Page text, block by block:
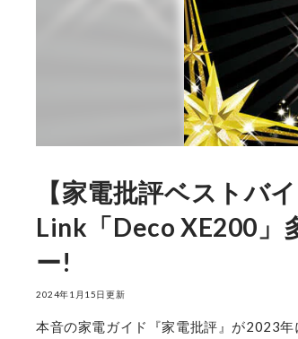
【家電批評ベストバ
Link「Deco XE200」
ー!
2024年1月15日更新
本音の家電ガイド『家電批評』が2023